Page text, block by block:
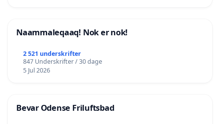
Naammaleqaaq! Nok er nok!
2 521 underskrifter
847 Underskrifter / 30 dage
5 Jul 2026
Bevar Odense Friluftsbad